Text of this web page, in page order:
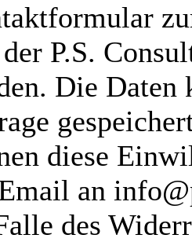
P.S.
Die Daten
diese
an
des